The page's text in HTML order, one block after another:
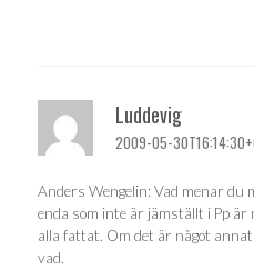
Luddevig
2009-05-
Anders Wengelin: Vad menar du
enda som inte är jämställt i Pp är
alla fattat. Om det är något
vad.